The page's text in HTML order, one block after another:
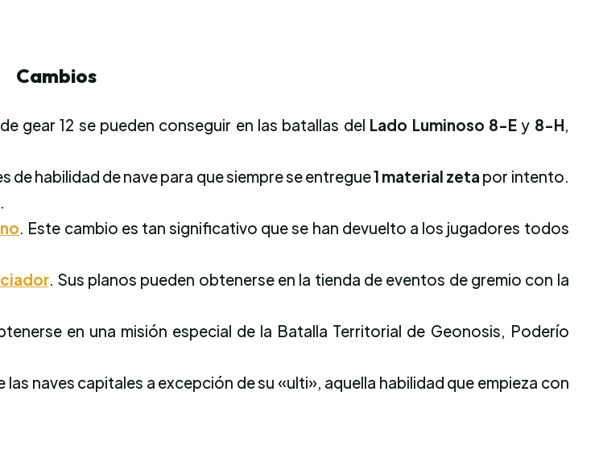
Cambios
gear 12 se pueden conseguir en las batallas del Lado Luminoso 8-Ey 8-H,
de habilidad de nave para que siempre se entregue1 material zeta por intento.
. Este cambio es tan significativo que se han devuelto a los jugadores todos
. Sus planos pueden obtenerse en la tienda de eventos de gremio con la
en una misión especial de la Batalla Territorial de Geonosis, Poderío
naves capitales a excepción de su «ulti», aquella habilidad que empieza con